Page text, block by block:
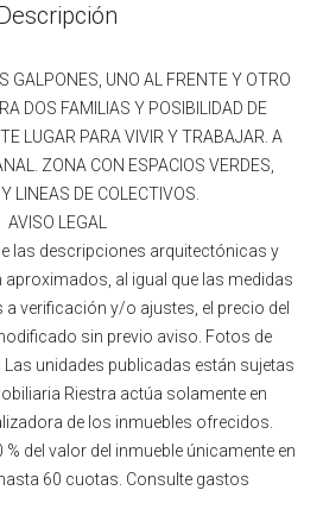
GALPONES, UNO AL FRENTE Y OTRO
DOS FAMILIAS Y POSIBILIDAD DE
LUGAR PARA VIVIR Y TRABAJAR. A
ZONA CON ESPACIOS VERDES,
LINEAS DE COLECTIVOS.
AVISO LEGAL
las descripciones arquitectónicas y
al igual que las medidas
verificación y/o ajustes, el precio del
sin previo aviso. Fotos de
unidades publicadas están sujetas
Riestra actúa solamente en
de los inmuebles ofrecidos.
del valor del inmueble únicamente en
60 cuotas. Consulte gastos